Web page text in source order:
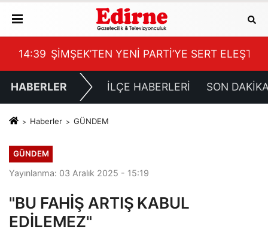
ELEŞTİRİ
14:15 AKALIN; “AYAKKABI NUMARASINA
HABERLER İLÇE HABERLERİ SON
Haberler GÜNDEM
GÜNDEM
Yayınlanma: 03 Aralık 2025 - 15:19
"BU FAHİŞ ARTIŞ KABUL
EDİLEMEZ"